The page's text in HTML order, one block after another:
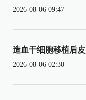
2026-08-06 09:47
造血干细胞移植后
2026-08-06 02:30